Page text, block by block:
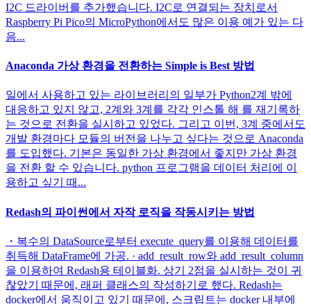
I2C 드라이버를 추가했습니다. I2C로 연결되는 장치로서
Raspberry Pi Pico의 MicroPython에서도 많은 이용 예가 있는 다
음...
Anaconda 가상 환경을 전환하는 Simple is Best 방법
일에서 사용하고 있는 라이브러리의 일부가 Python2계 밖에
대응하고 있지 않고, 2계와 3계를 각각 인스톨 해 를 재기록하
는 것으로 전환을 실시하고 있었다. 그리고 이번, 3계 중에서도
개발 환경마다 모듈의 버전을 나누고 싶다는 것으로 Anaconda
를 도입했다. 기본은 동일한 가상 환경에서 좋지만 가상 환경
을 전환 할 수 있습니다. python 프로그램을 데이터 처리에 이
용하고 싶기 때...
Redash의 파이썬에서 자작 로직을 작동시키는 방법
・복수의 DataSource로부터 execute_query를 이용해 데이터를
취득해 DataFrame에 가공. · add_result_row와 add_result_column
을 이용하여 Redash용 테이블화. 상기 2점을 실시하는 것이 귀
찮았기 때문에, 래퍼 클래스의 작성하기로 했다. Redash는
docker에서 움직이고 있기 때문에, 스크립트는 docker 내부에